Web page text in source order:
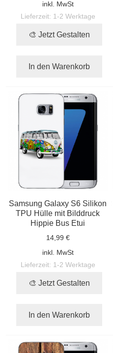
inkl. MwSt
Lieferzeit: 1-2 Werktage
🎨 Jetzt Gestalten
In den Warenkorb
Samsung Galaxy S6 Silikon
TPU Hülle mit Bilddruck
Hippie Bus Etui
14,99 €
inkl. MwSt
Lieferzeit: 1-2 Werktage
🎨 Jetzt Gestalten
In den Warenkorb